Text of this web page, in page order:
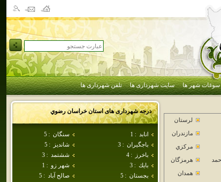
سوغات شهر ها سایت شهرداری ها تلفن شهرداری ها
درجه شهرداری های استانخراسان رضوي
انابد :
1 سنگان :
5
باجگيران :
3 شانديز :
5
باخرز
:
4 ششتمد :
3
بايك :
3 شهر زو :
1
بجستان :
5 صالح آباد :
5
لرستان
مازندران
مركزي
هرمزگان
همدان